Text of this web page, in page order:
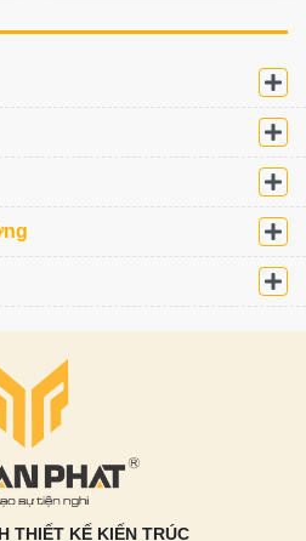
THIẾT KẾ KIẾN TRÚC